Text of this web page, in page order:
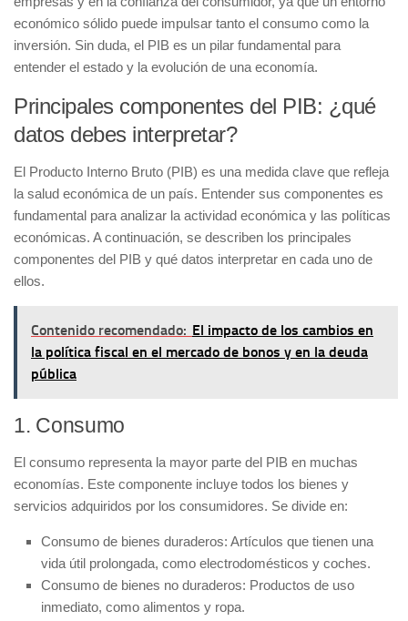
económico sólido puede impulsar tanto el consumo como la
inversión. Sin duda, el PIB es un pilar fundamental para
entender el estado y la evolución de una economía.
Principales componentes del PIB: ¿qué
datos debes interpretar?
El Producto Interno Bruto (PIB) es una medida clave que refleja
la salud económica de un país. Entender sus componentes es
fundamental para analizar la actividad económica y las políticas
económicas. A continuación, se describen los principales
componentes del PIB y qué datos interpretar en cada uno de
ellos.
Contenido recomendado: El impacto de los cambios en
la política fiscal en el mercado de bonos y en la deuda
pública
1. Consumo
El consumo representa la mayor parte del PIB en muchas
economías. Este componente incluye todos los bienes y
servicios adquiridos por los consumidores. Se divide en:
Consumo de bienes duraderos: Artículos que tienen una
vida útil prolongada, como electrodomésticos y coches.
Consumo de bienes no duraderos: Productos de uso
inmediato, como alimentos y ropa.